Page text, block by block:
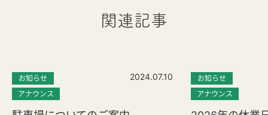
関連記事
お知らせ
アナウンス
2024.07.10
お知らせ
アナウンス